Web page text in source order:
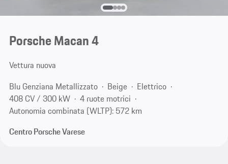
Porsche Macan 4
Vettura nuova
Blu Genziana Metallizzato
Beige
Elettrico
408 CV / 300 kW
4 ruote motrici
Autonomia combinata (WLTP): 572 km
Centro Porsche Varese